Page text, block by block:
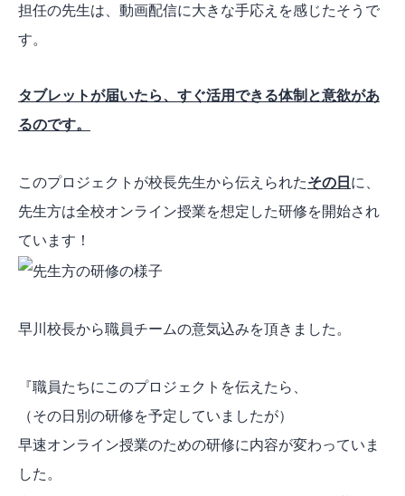
担任の先生は、動画配信に大きな手応えを感じたそうで
す。
タブレットが届いたら、すぐ活用できる体制と意欲があ
るのです。
このプロジェクトが校長先生から伝えられたその日に、
先生方は全校オンライン授業を想定した研修を開始され
ています！
早川校長から職員チームの意気込みを頂きました。
『職員たちにこのプロジェクトを伝えたら、
（その日別の研修を予定していましたが）
早速オンライン授業のための研修に内容が変わっていま
した。